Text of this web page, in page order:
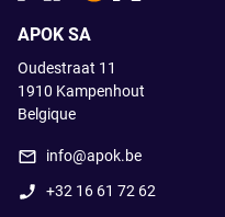
APOK SA
Oudestraat 11
1910 Kampenhout
Belgique
info@apok.be
+32 16 61 72 62